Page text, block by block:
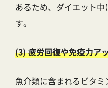
あるため、ダイエット
す。
(3) 疲労回復や免疫力ア
魚介類に含まれるビタ